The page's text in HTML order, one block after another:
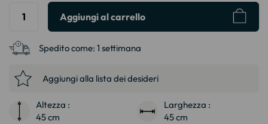
Aggiungi al carrello
Spedito come: 1 settimana
Aggiungi alla lista dei desideri
Altezza :
45 cm
Larghezza :
45 cm